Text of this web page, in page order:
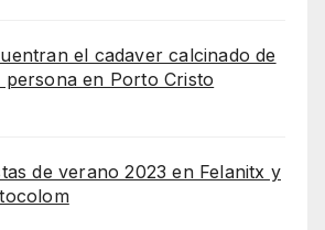
el cadaver calcinado de
persona en Porto Cristo
de verano 2023 en Felanitx y